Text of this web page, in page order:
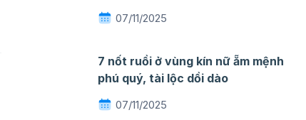
07/11/2025
7 nốt ruồi ở vùng kín nữ ẵm mệnh
phú quý, tài lộc dồi dào
07/11/2025